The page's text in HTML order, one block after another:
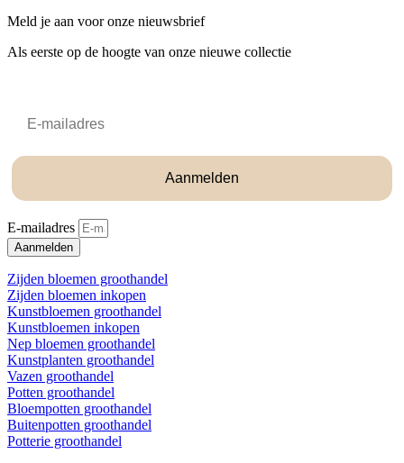
Meld je aan voor onze nieuwsbrief
Als eerste op de hoogte van onze nieuwe collectie
Aanmelden
E-mailadres
Aanmelden
Zijden bloemen groothandel
Zijden bloemen inkopen
Kunstbloemen groothandel
Kunstbloemen inkopen
Nep bloemen groothandel
Kunstplanten groothandel
Vazen groothandel
Potten groothandel
Bloempotten groothandel
Buitenpotten groothandel
Potterie groothandel